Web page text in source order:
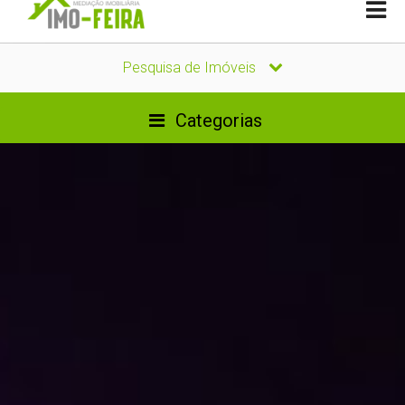
Pesquisa de Imóveis
Categorias